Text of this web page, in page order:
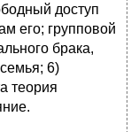
доступ
его; групповой
брака,
6)
теория